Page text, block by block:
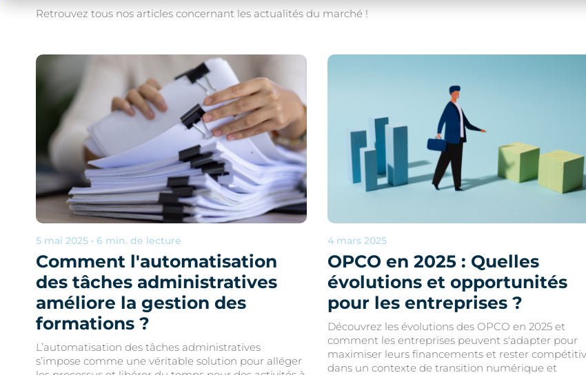
Retrouvez tous nos articles concernant les actualités du marché !
5 mai 2025 • 6 min. de lecture
Comment l'automatisation
des tâches administratives
améliore la gestion des
formations ?
L’automatisation des tâches administratives
s’impose comme une véritable solution pour alléger
4 mars 2025
OPCO en 2025 : Quelles
évolutions et opportunités
pour les entreprises ?
Découvrez les évolutions des OPCO en 2025 et
comment les entreprises peuvent s'adapter pour
maximiser leurs financements et rester
dans un contexte de transition numérique et